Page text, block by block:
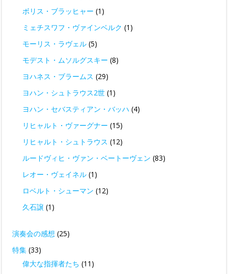
ボリス・ブラッヒャー (1)
ミェチスワフ・ヴァインベルク (1)
モーリス・ラヴェル (5)
モデスト・ムソルグスキー (8)
ヨハネス・ブラームス (29)
ヨハン・シュトラウス2世 (1)
ヨハン・セバスティアン・バッハ (4)
リヒャルト・ヴァーグナー (15)
リヒャルト・シュトラウス (12)
ルードヴィヒ・ヴァン・ベートーヴェン (83)
レオー・ヴェイネル (1)
ロベルト・シューマン (12)
久石譲 (1)
演奏会の感想 (25)
特集 (33)
偉大な指揮者たち (11)